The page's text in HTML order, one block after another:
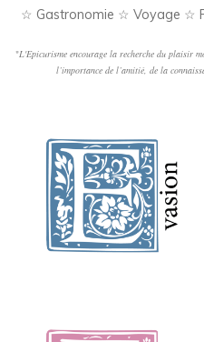
☆ Gastronomie ☆ Voyage ☆
"L'Epicurisme encourage la recherche du plaisir
l’importance de l’amitié, de la